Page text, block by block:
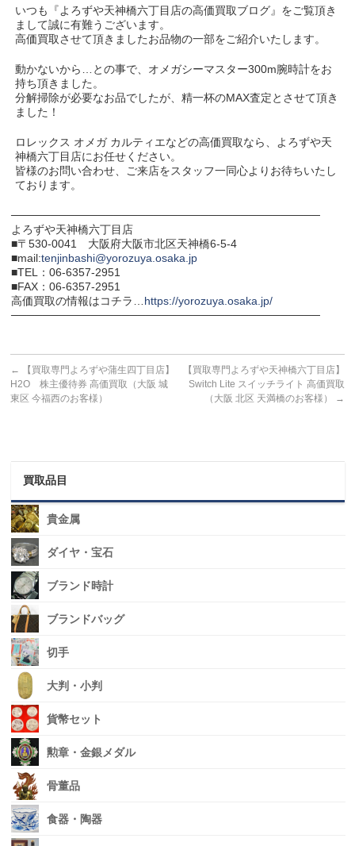
いつも『よろずや天神橋六丁目店の高価買取ブログ』をご覧頂き
まして誠に有難うございます。
高価買取させて頂きましたお品物の一部をご紹介いたします。
動かないから…との事で、オメガシーマスター300m腕時計をお
持ち頂きました。
分解掃除が必要なお品でしたが、精一杯のMAX査定とさせて頂き
ました！
ロレックス オメガ カルティエなどの高価買取なら、よろずや天
神橋六丁目店にお任せください。
皆様のお問い合わせ、ご来店をスタッフ一同心よりお待ちいたし
ております。
───────────────────────────────────────
よろずや天神橋六丁目店
■〒530-0041 大阪府大阪市北区天神橋6-5-4
■mail:tenjinbashi@yorozuya.osaka.jp
■TEL：06-6357-2951
■FAX：06-6357-2951
高価買取の情報はコチラ… https://yorozuya.osaka.jp/
───────────────────────────────────────
←
【買取専門よろずや蒲生四丁目店】
H2O 株主優待券 高価買取（大阪 城
東区 今福西のお客様）
【買取専門よろずや天神橋六丁目店】
Switch Lite スイッチライト 高価買取
（大阪 北区 天満橋のお客様）
→
買取品目
貴金属
ダイヤ・宝石
ブランド時計
ブランドバッグ
切手
大判・小判
貨幣セット
勲章・金銀メダル
骨董品
食器・陶器